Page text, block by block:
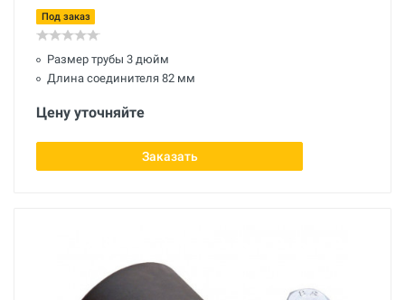
Под заказ
Размер трубы 3 дюйм
Длина соединителя 82 мм
Цену уточняйте
Заказать